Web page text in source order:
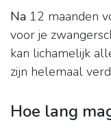
Na 12 maanden
voor je
kan lichamelijk
zijn helemaal
Hoe lang